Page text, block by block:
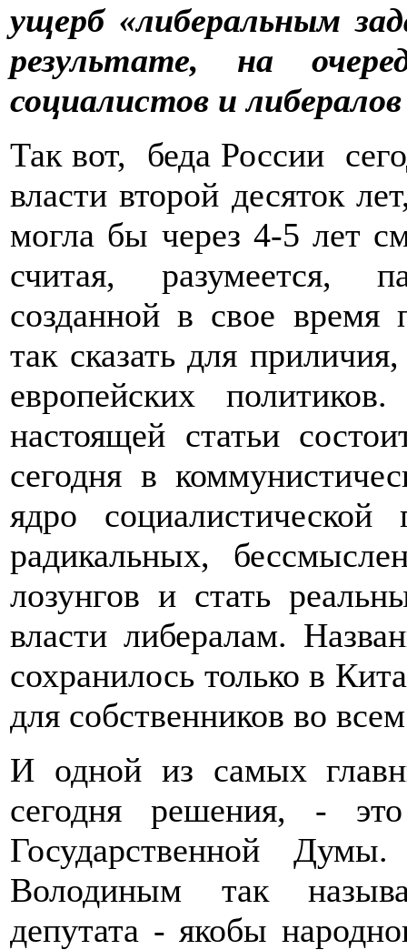
ущерб «либеральным
результате, на
социалистов и
Так вот, беда России
власти второй десяток
могла бы через 4-5 лет
считая, разумеется,
созданной в свое время
так сказать для
европейских
настоящей статьи
сегодня в
ядро социалистической
радикальных,
лозунгов и стать
власти либералам.
сохранилось только в
для собственников во
И одной из самых
сегодня решения, - это
Государственной
Володиным так
депутата - якобы